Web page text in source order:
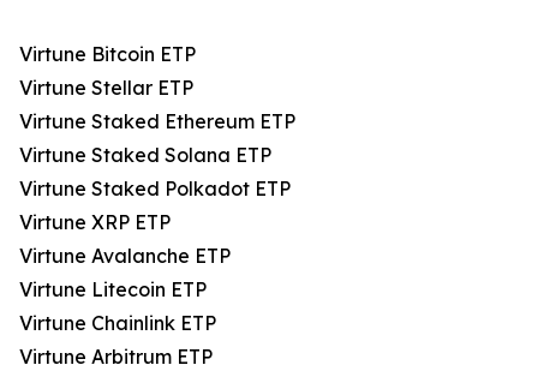
Virtune Bitcoin ETP
Virtune Stellar ETP
Virtune Staked Ethereum ETP
Virtune Staked Solana ETP
Virtune Staked Polkadot ETP
Virtune XRP ETP
Virtune Avalanche ETP
Virtune Litecoin ETP
Virtune Chainlink ETP
Virtune Arbitrum ETP